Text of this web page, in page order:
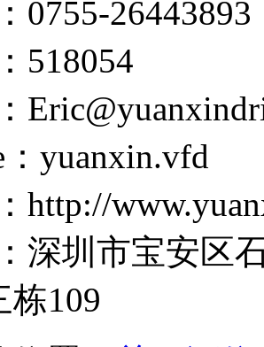
0755-26443893
518054
：yuanxin.vfd
http://
深圳市宝安区
栋109